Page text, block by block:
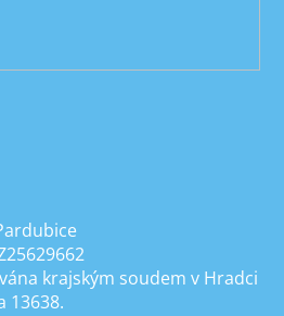
krajským soudem v Hradci
13638.